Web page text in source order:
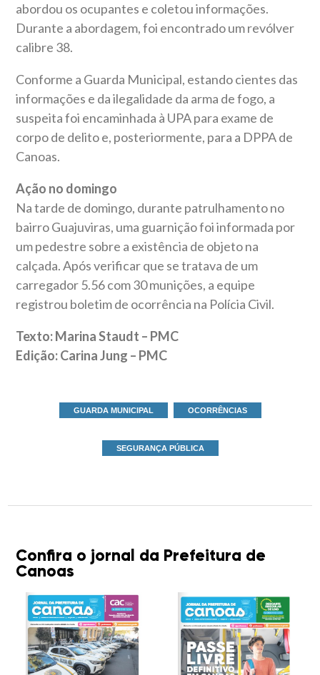
abordou os ocupantes e coletou informações.
Durante a abordagem, foi encontrado um revólver
calibre 38.
Conforme a Guarda Municipal, estando cientes das
informações e da ilegalidade da arma de fogo, a
suspeita foi encaminhada à UPA para exame de
corpo de delito e, posteriormente, para a DPPA de
Canoas.
Ação no domingo
Na tarde de domingo, durante patrulhamento no
bairro Guajuviras, uma guarnição foi informada por
um pedestre sobre a existência de objeto na
calçada. Após verificar que se tratava de um
carregador 5.56 com 30 munições, a equipe
registrou boletim de ocorrência na Polícia Civil.
Texto: Marina Staudt – PMC
Edição: Carina Jung – PMC
GUARDA MUNICIPAL OCORRÊNCIAS
SEGURANÇA PÚBLICA
Confira o jornal da Prefeitura de
Canoas